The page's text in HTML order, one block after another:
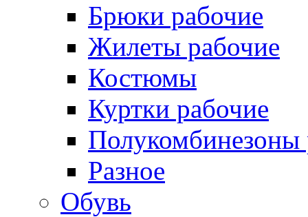
Брюки рабочие
Жилеты рабочие
Костюмы
Куртки рабочие
Полукомбинезоны
Разное
Обувь